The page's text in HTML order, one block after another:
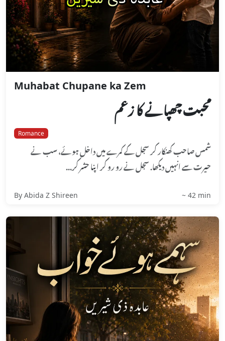
‏Muhabat Chupane ka Zem
محبت چھپانے کا زعم
Romance
شمس صاحب کھنکار کر سجل کے کمرے میں داخل ہوئے، سب نے
حیرت سے انہیں دیکھا. سجل نے رو رو کر اپنا حشر کر...
By Abida Z Shireen ~ 42 min